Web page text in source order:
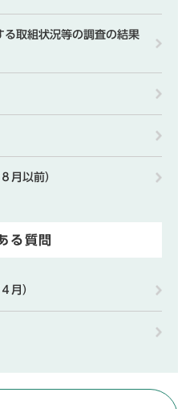
る取組状況等の調査の結果
月以前）
る質問
月）